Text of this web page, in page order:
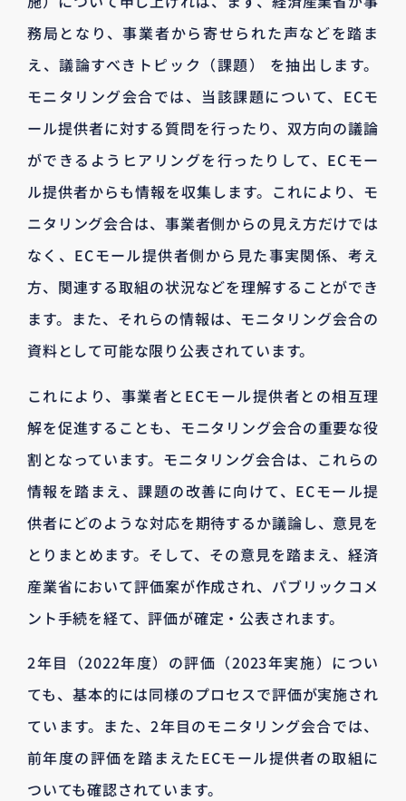
務局となり、事業者から寄せられた声などを踏ま
え、議論すべきトピック（課題） を抽出します。
モニタリング会合では、当該課題について、ECモ
ール提供者に対する質問を行ったり、双方向の議論
ができるようヒアリングを行ったりして、ECモー
ル提供者からも情報を収集します。これにより、モ
ニタリング会合は、事業者側からの見え方だけでは
なく、ECモール提供者側から見た事実関係、考え
方、関連する取組の状況などを理解することができ
ます。また、それらの情報は、モニタリング会合の
資料として可能な限り公表されています。
これにより、事業者とECモール提供者との相互理
解を促進することも、モニタリング会合の重要な役
割となっています。モニタリング会合は、これらの
情報を踏まえ、課題の改善に向けて、ECモール提
供者にどのような対応を期待するか議論し、意見を
とりまとめます。そして、その意見を踏まえ、経済
産業省において評価案が作成され、パブリックコメ
ント手続を経て、評価が確定・公表されます。
2年目（2022年度）の評価（2023年実施）につい
ても、基本的には同様のプロセスで評価が実施され
ています。また、2年目のモニタリング会合では、
前年度の評価を踏まえたECモール提供者の取組に
ついても確認されています。